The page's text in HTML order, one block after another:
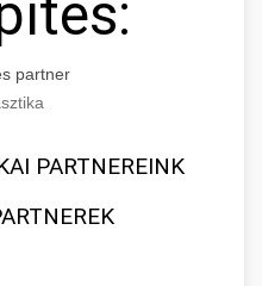
partner
PARTNEREINK